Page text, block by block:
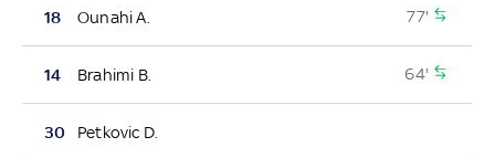
18 Ounahi A. 77'
14 Brahimi B. 64'
30 Petkovic D.